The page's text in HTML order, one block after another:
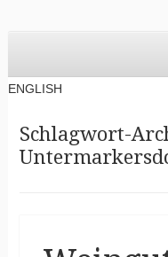
Zum Inhalt springen
ENGLISH
Schlagwort-